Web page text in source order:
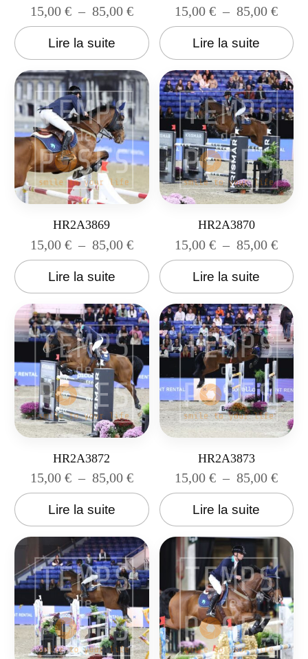
15,00 € – 85,00 €
Lire la suite
15,00€ – 85,00€
Lire la suite
HR2A3869
15,00 € – 85,00 €
Lire la suite
HR2A3870
15,00€ – 85,00€
Lire la suite
HR2A3872
15,00 € – 85,00 €
Lire la suite
HR2A3873
15,00€ – 85,00€
Lire la suite